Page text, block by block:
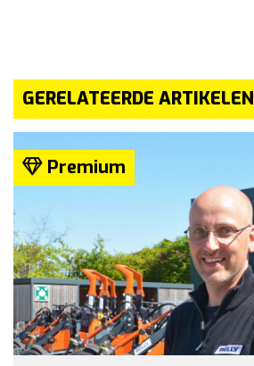
GERELATEERDE ARTIKELEN
Premium